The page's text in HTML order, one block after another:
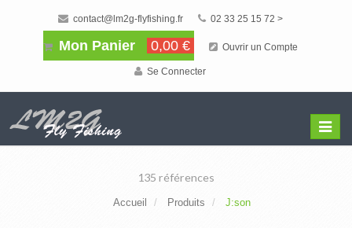
contact@lm2g-flyfishing.fr 02 33 25 15 72 >
Mon Panier 0,00 € Ouvrir un Compte
Se Connecter
Menu
135 références
Accueil Produits J:son